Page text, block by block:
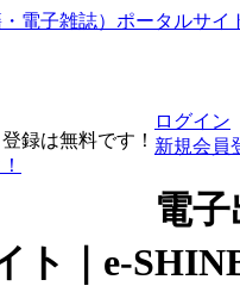
録は無料です！
ログイン
新規会員
電
ト｜e-